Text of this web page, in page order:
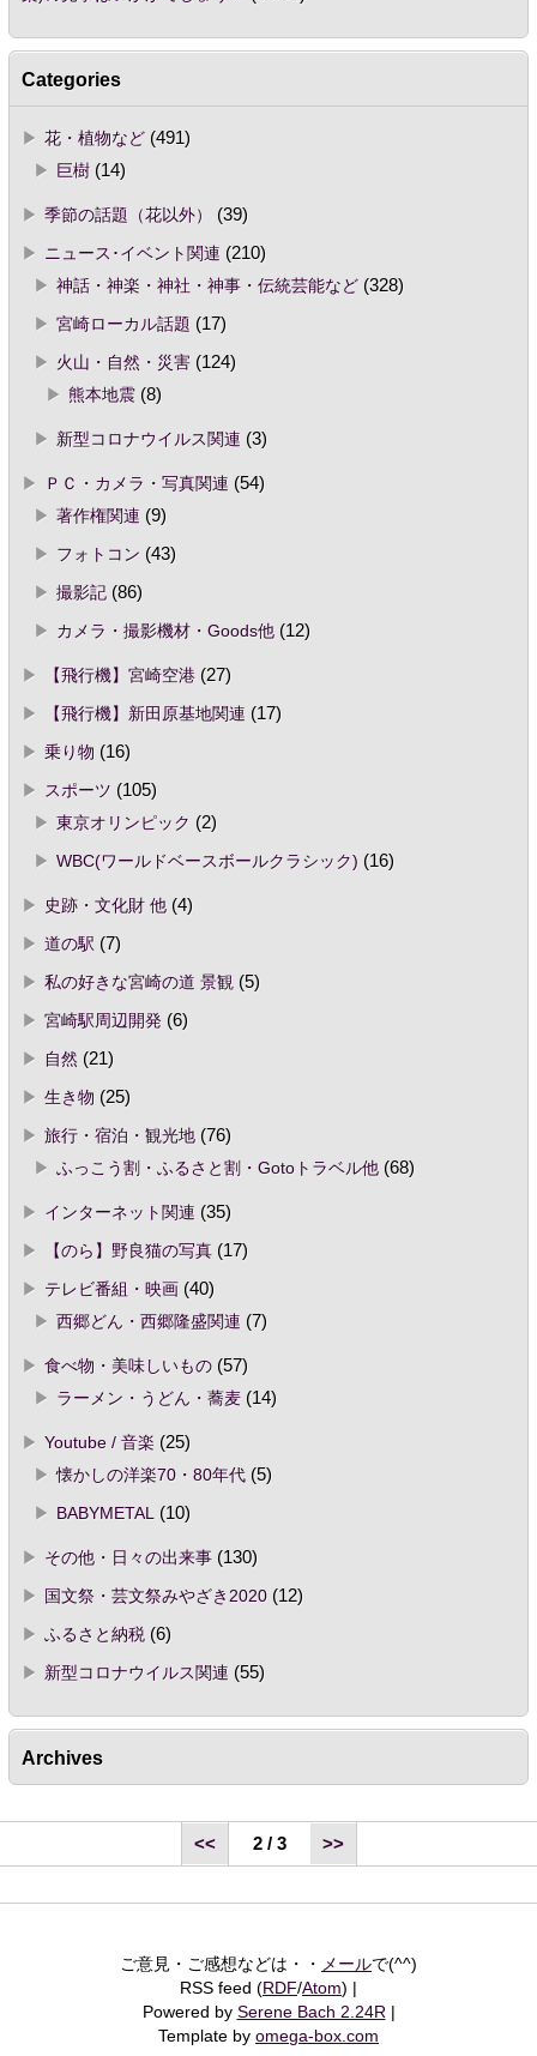
Categories
花・植物など(491)
巨樹(14)
季節の話題（花以外）
(39)
ニュース･イベント関連 (210)
神話・神楽・神社・神事・伝統芸能など(328)
宮崎ローカル話題 (17)
火山・自然・災害(124)
熊本地震(8)
新型コロナウイルス関連 (3)
ＰＣ・カメラ・写真関連 (54)
著作権関連 (9)
フォトコン (43)
撮影記(86)
カメラ・撮影機材・Goods他(12)
【飛行機】宮崎空港(27)
【飛行機】新田原基地関連 (17)
乗り物 (16)
スポーツ (105)
東京オリンピック (2)
WBC(ワールドベースボールクラシック) (16)
史跡・文化財 他(4)
道の駅 (7)
私の好きな宮崎の道 景観 (5)
宮崎駅周辺開発(6)
自然 (21)
生き物 (25)
旅行・宿泊・観光地(76)
ふっこう割・ふるさと割・Gotoトラベル他(68)
インターネット関連 (35)
【のら】野良猫の写真(17)
テレビ番組・映画(40)
西郷どん・西郷隆盛関連 (7)
食べ物・美味しいもの(57)
ラーメン・うどん・蕎麦(14)
Youtube / 音楽 (25)
懐かしの洋楽70・80年代(5)
BABYMETAL
(10)
その他・日々の出来事(130)
国文祭・芸文祭みやざき2020(12)
ふるさと納税(6)
新型コロナウイルス関連 (55)
Archives
<< 2 / 3 >>
ご意見・ご感想などは・・ メールで(^^)
RSS feed (RDF/Atom)
Powered by Serene Bach 2.24R
Template by omega-box.com